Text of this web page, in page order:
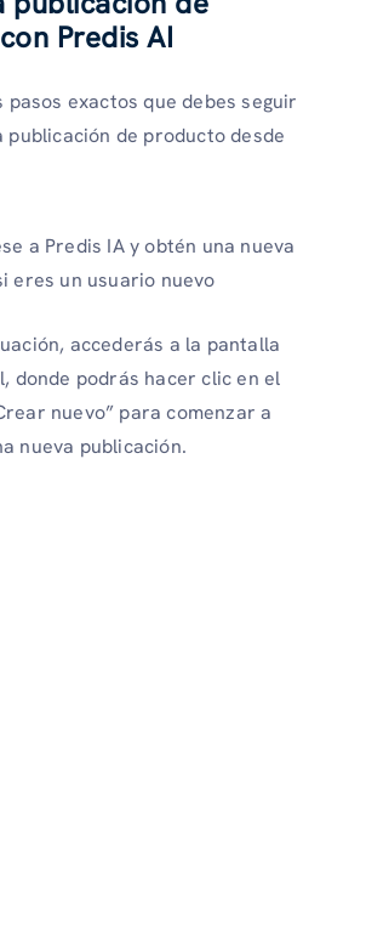
Predis AI
pasos exactos que debes seguir
de producto desde
a Predis IA y obtén una nueva
eres un usuario nuevo
accederás a la pantalla
donde podrás hacer clic en el
nuevo” para comenzar a
nueva publicación.